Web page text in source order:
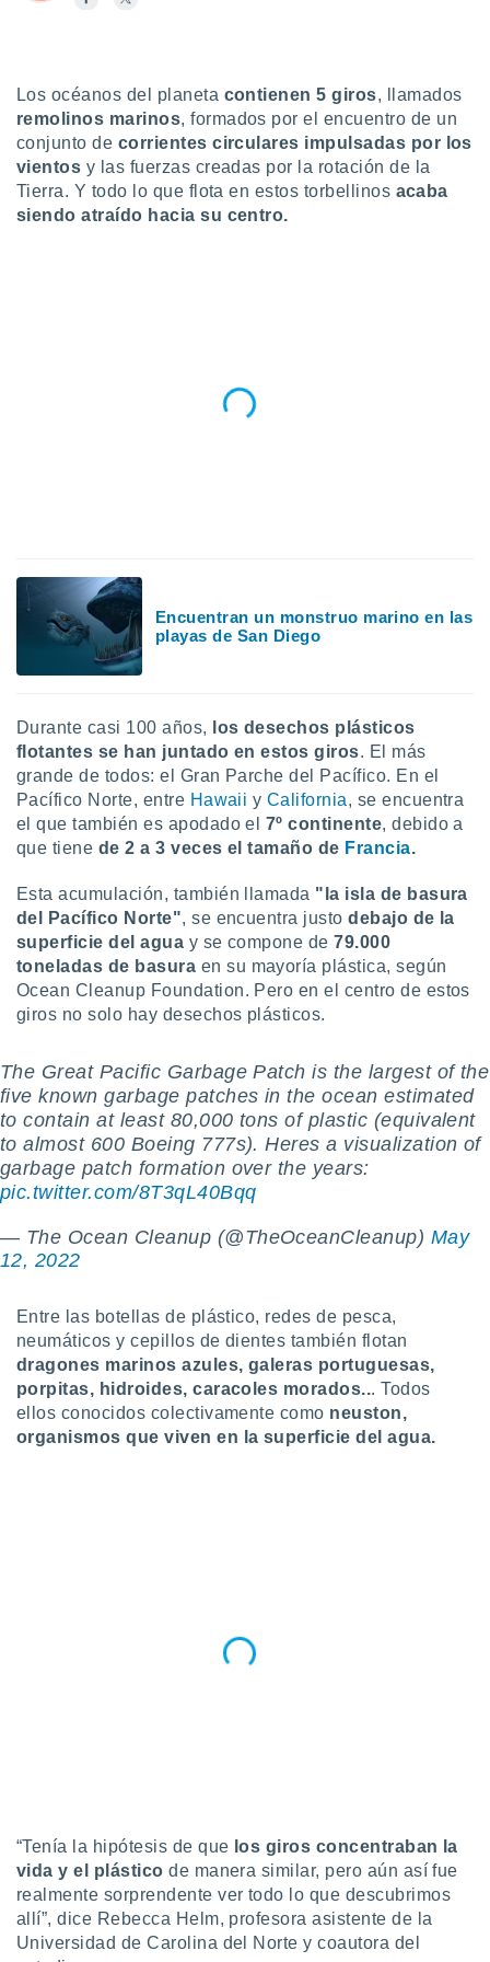
nuestra
y
de
de que
para
ni para
o
aunque
Puedes
acceder a
web a
abono
únicos
similares
como
este sitio
posible
traten tus
en
Para
un
o acceder
datos
Los océanos del planeta contienen 5 giros, llamados
remolinos marinos, formados por el encuentro de un
conjunto de corrientes circulares impulsadas por los
vientos y las fuerzas creadas por la rotación de la
Tierra. Y todo lo que flota en estos torbellinos acaba
siendo atraído hacia su centro.
Encuentran un monstruo marino en las
playas de San Diego
Durante casi 100 años, los desechos plásticos
flotantes se han juntado en estos giros. El más
grande de todos: el Gran Parche del Pacífico. En el
Pacífico Norte, entre Hawaii y California, se encuentra
el que también es apodado el 7º continente, debido a
que tiene de 2 a 3 veces el tamaño de Francia.
Esta acumulación, también llamada "la isla de basura
del Pacífico Norte", se encuentra justodebajo de la
superficie del agua y se compone de79.000
toneladas de basura en su mayoría plástica, según
Ocean Cleanup Foundation. Pero en el centro de estos
giros no solo hay desechos plásticos.
The Great Pacific Garbage Patch is the largest of the
five known garbage patches in the ocean estimated
to contain at least 80,000 tons of plastic (equivalent
to almost 600 Boeing 777s). Heres a visualization of
garbage patch formation over the years:
pic.twitter.com/8T3qL40Bqq
— The Ocean Cleanup (@TheOceanCleanup) May
12, 2022
Entre las botellas de plástico, redes de pesca,
neumáticos y cepillos de dientes también flotan
dragones marinos azules, galeras portuguesas,
porpitas, hidroides, caracoles morados... Todos
ellos conocidos colectivamente como neuston,
organismos que viven en la superficie del agua.
“Tenía la hipótesis de que los giros concentraban la
vida y el plástico de manera similar, pero aún así fue
realmente sorprendente ver todo lo que descubrimos
allí”, dice Rebecca Helm, profesora asistente de la
Universidad de Carolina del Norte y coautora del